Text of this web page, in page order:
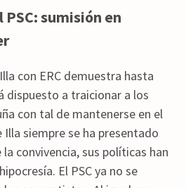
sumisión en
con ERC demuestra hasta
dispuesto a traicionar a los
con tal de mantenerse en el
Illa siempre se ha presentado
convivencia, sus políticas han
El PSC ya no se